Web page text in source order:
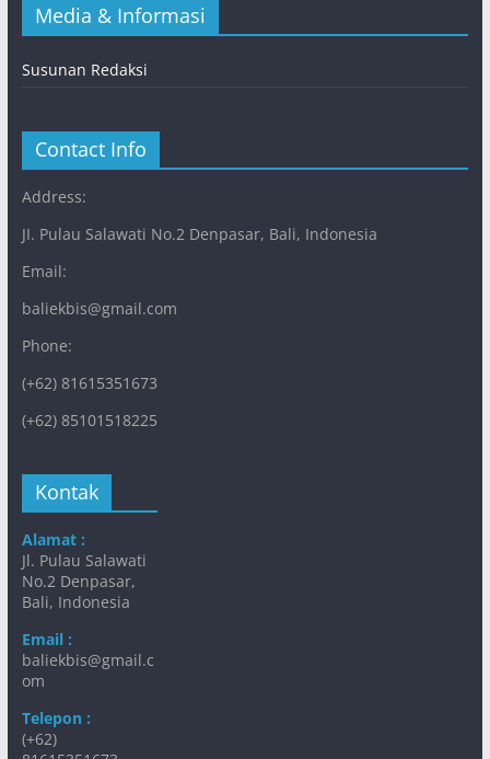
Media & Informasi
Susunan Redaksi
Contact Info
Address:
JI. Pulau Salawati No.2 Denpasar, Bali, Indonesia
Email:
baliekbis@gmail.com
Phone:
(+62) 81615351673
(+62) 85101518225
Kontak
Alamat :
Jl. Pulau Salawati
No.2 Denpasar,
Bali, Indonesia
Email :
baliekbis@gmail.c
om
Telepon :
(+62)